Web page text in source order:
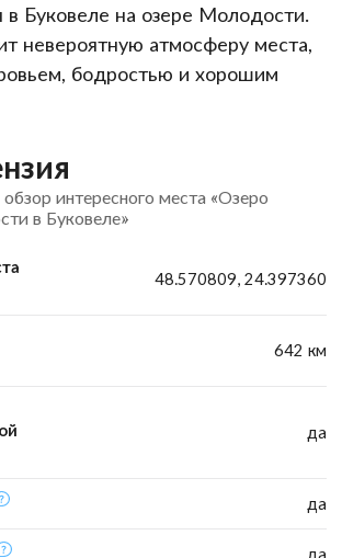
в Буковеле на озере Молодости.
невероятную атмосферу места,
бодростью и хорошим
интересного места «Озеро
в Буковеле»
48.570809, 24.397360
642 км
да
да
да